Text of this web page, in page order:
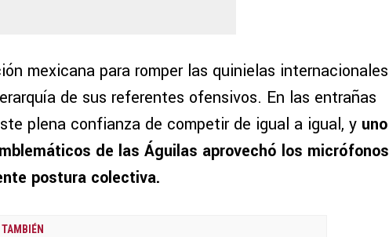
mexicana para romper las quinielas internacionales
de sus referentes ofensivos. En las entrañas
plena confianza de competir de igual a igual, y uno
de las Águilas aprovechó los micrófonos
postura colectiva.